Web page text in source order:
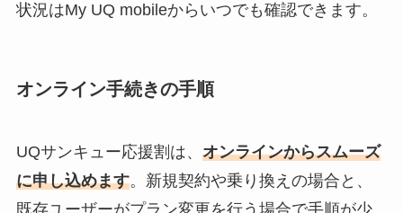
状況はMy UQ mobileからいつでも確認できます。
オンライン手続きの手順
UQサンキュー応援割は、 オンラインからスムーズ
に申し込めます。新規契約や乗り換えの場合と、
既存ユーザーがプラン変更を行う場合で手順が少